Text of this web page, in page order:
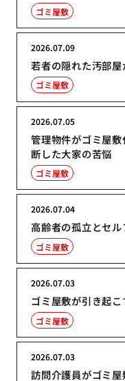
ゴミ屋敷
若者の隠れた汚部
2026.07.09
ゴミ屋敷
管理物件がゴミ屋
断した大家の苦悩
2026.07.05
ゴミ屋敷
高齢者の孤立とセ
2026.07.04
ゴミ屋敷
ゴミ屋敷が引き起
2026.07.03
ゴミ屋敷
訪問介護員がゴミ
2026.07.03